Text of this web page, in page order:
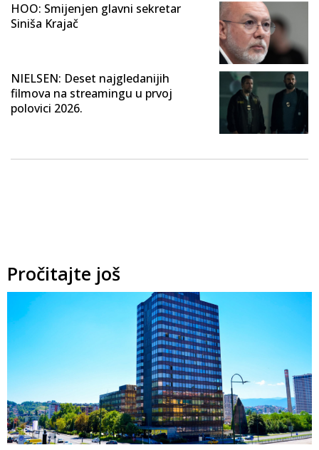
HOO: Smijenjen glavni sekretar
Siniša Krajač
NIELSEN: Deset najgledanijih
filmova na streamingu u prvoj
polovici 2026.
Pročitajte još